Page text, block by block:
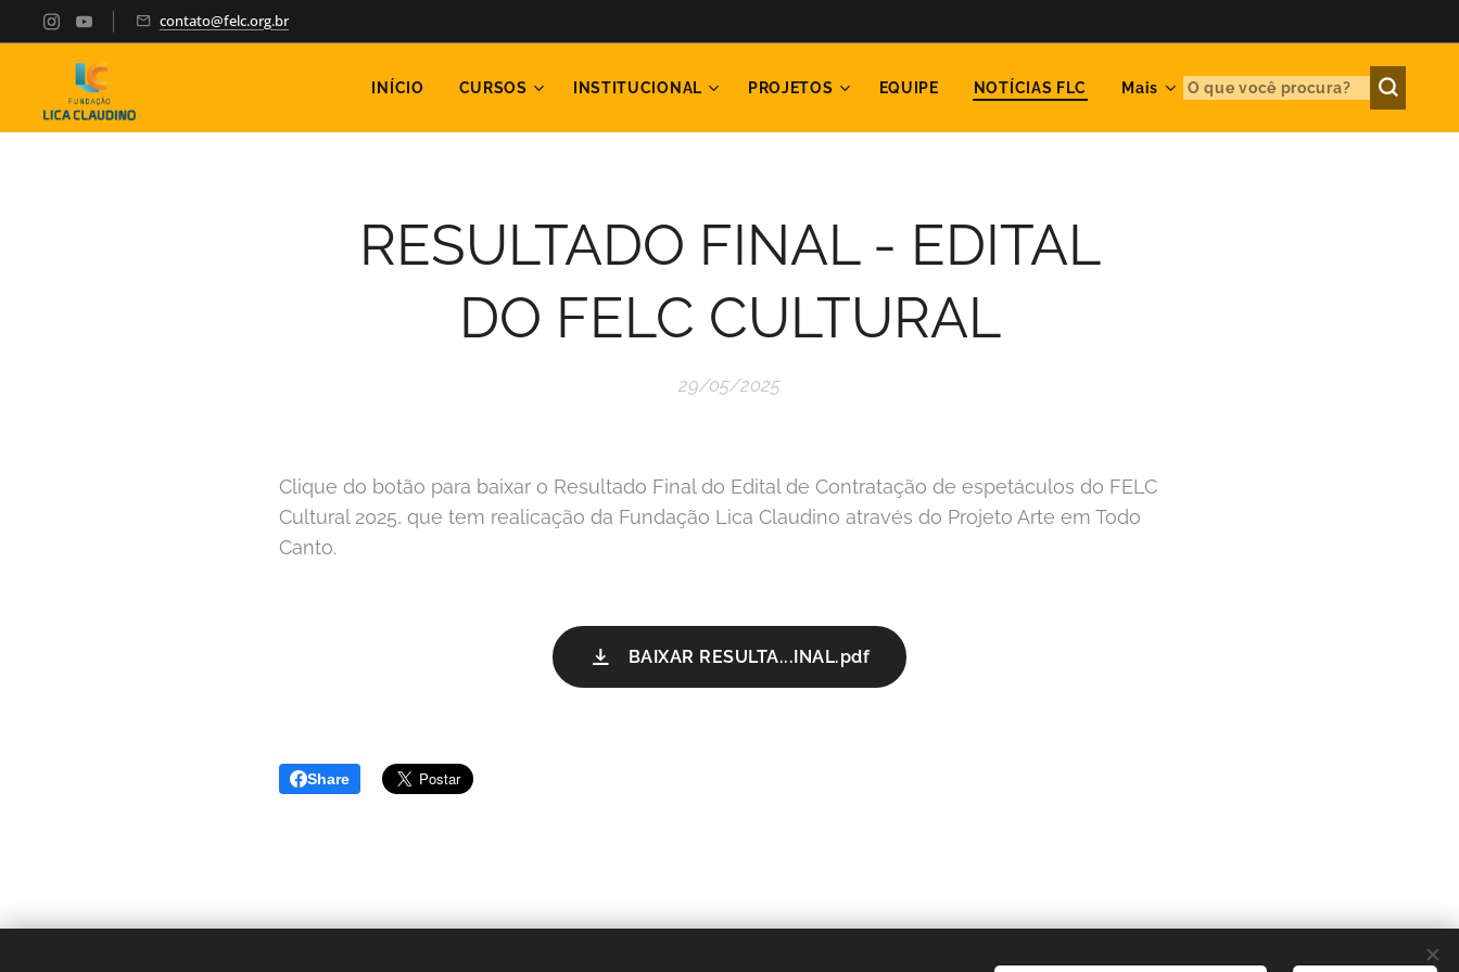
contato@felc.org.br
INÍCIO CURSOS INSTITUCIONAL PROJETOS EQUIPE NOTÍCIAS FLC Mais
RESULTADO FINAL - EDITAL
DO FELC CULTURAL
29/05/2025
Clique do botão para baixar o Resultado Final do Edital de Contratação de espetáculos do FELC
Cultural 2025, que tem realicação da Fundação Lica Claudino através do Projeto Arte em Todo
Canto.
BAIXAR RESULTA...INAL.pdf
Share